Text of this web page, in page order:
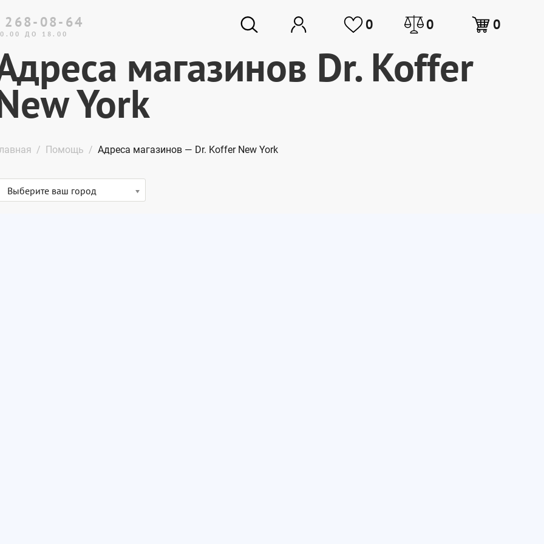
268-08-64
ДО 18.00
0 0 0
магазинов Dr. Koffer
York
Помощь Адреса магазинов — Dr. Koffer New York
Выберите ваш город